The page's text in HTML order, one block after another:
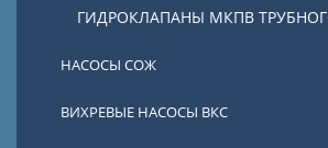
ГИДРОКЛАПАНЫ МКПВ
НАСОСЫ СОЖ
ВИХРЕВЫЕ НАСОСЫ ВКС